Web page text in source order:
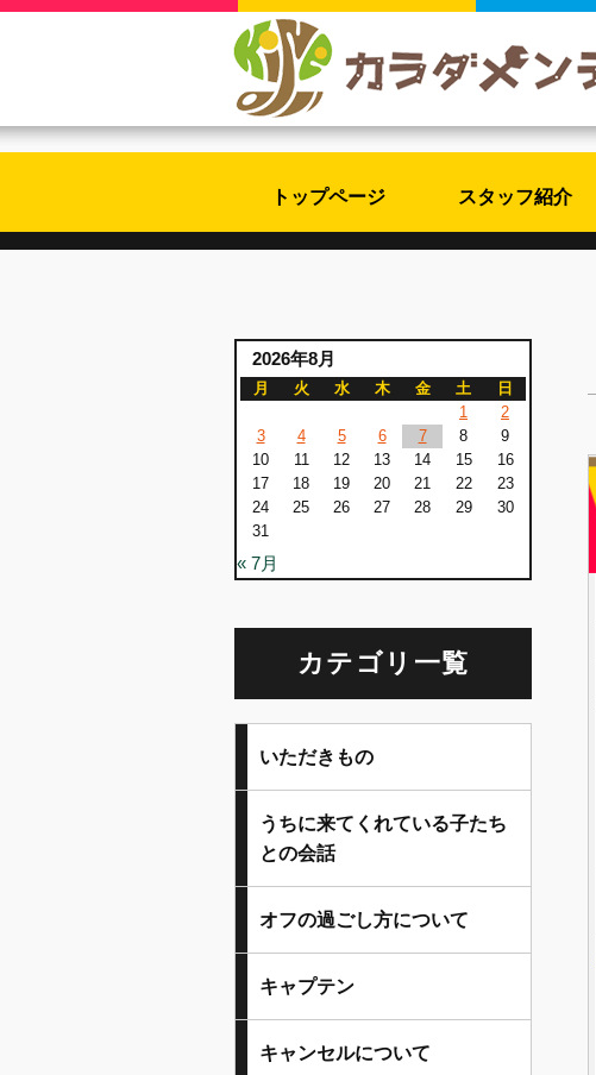
トップページ スタッフ紹介
2026年8月
月 火 水 木 金 土
日
1
2
3
4 5 6 7 8
9
10
11 12 13 14 15
16
17
18 19 20 21 22
23
24
25 26 27 28 29
30
31
« 7月
カテゴリ一覧
いただきもの
うちに来てくれている子たち
との会話
オフの過ごし方について
キャプテン
キャンセルについて